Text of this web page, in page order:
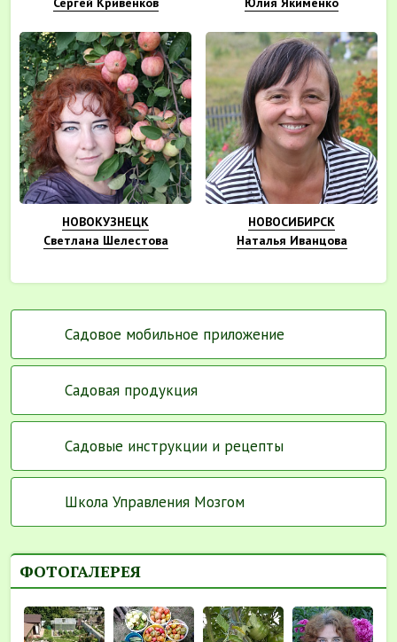
НОВОКУЗНЕЦК
Светлана Шелестова
НОВОСИБИРСК
Наталья Иванцова
Садовое мобильное приложение
Садовая продукция
Садовые инструкции и рецепты
Школа Управления Мозгом
ФОТОГАЛЕРЕЯ